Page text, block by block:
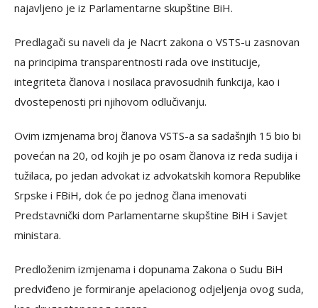
najavljeno je iz Parlamentarne skupštine BiH.
Predlagači su naveli da je Nacrt zakona o VSTS-u zasnovan
na principima transparentnosti rada ove institucije,
integriteta članova i nosilaca pravosudnih funkcija, kao i
dvostepenosti pri njihovom odlučivanju.
Ovim izmjenama broj članova VSTS-a sa sadašnjih 15 bio bi
povećan na 20, od kojih je po osam članova iz reda sudija i
tužilaca, po jedan advokat iz advokatskih komora Republike
Srpske i FBiH, dok će po jednog člana imenovati
Predstavnički dom Parlamentarne skupštine BiH i Savjet
ministara.
Predloženim izmjenama i dopunama Zakona o Sudu BiH
predviđeno je formiranje apelacionog odjeljenja ovog suda,